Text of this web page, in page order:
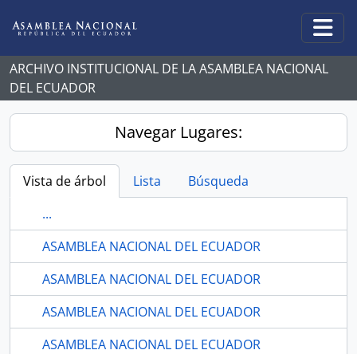
ARCHIVO INSTITUCIONAL DE LA ASAMBLEA NACIONAL
DEL ECUADOR
Navegar Lugares:
Vista de árbol Lista
Búsqueda
...
ASAMBLEA NACIONAL DEL ECUADOR
ASAMBLEA NACIONAL DEL ECUADOR
ASAMBLEA NACIONAL DEL ECUADOR
ASAMBLEA NACIONAL DEL ECUADOR